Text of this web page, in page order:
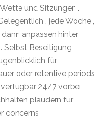
und Sitzungen .
, jede Woche ,
anpassen hinter
Selbst Beseitigung
für
oder retentive periods
24/7 vorbei
plaudern für
concerns